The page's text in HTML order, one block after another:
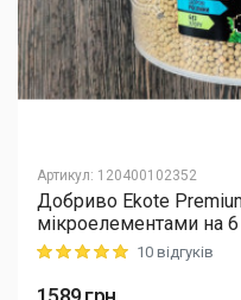
Артикул: 120400102352
Добриво Еkote
мікроелементами на 6
Rating: 5 out of 510 відгуків